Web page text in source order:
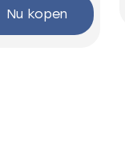
Nu kopen